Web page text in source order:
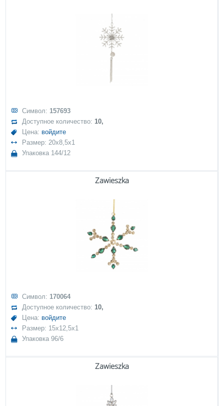
Символ: 157693
Доступное количество:10,
Цена: войдите
Размер: 20x8,5x1
Упаковка 144/12
Zawieszka
Символ: 170064
Доступное количество:10,
Цена: войдите
Размер: 15x12,5x1
Упаковка 96/6
Zawieszka